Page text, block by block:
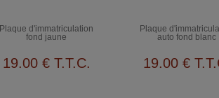
Plaque d'immatriculation
fond jaune
19.00 € T.T.C.
Plaque
auto fond blanc
19.00 €